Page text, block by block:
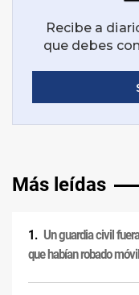
Más leídas
Un guardia civil
que habían robado